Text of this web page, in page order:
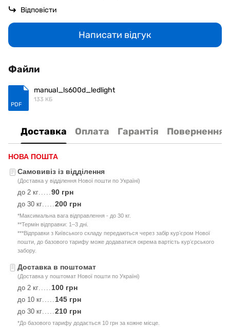
Відповісти
Написати відгук
Файли
PDF
manual_ls600d_ledlight
133 КБ
Доставка Оплата Гарантія Повернення
НОВА ПОШТА
Самовивіз із відділення
(Доставка у відділення Нової пошти по Україні)
до 2 кг.....90 грн
до 30 кг.....200 грн
*Максимальна вага відправлення - до 30 кг.
**Термін відправки: 1–3 дні.
***Відправки з Київського складу передаються через забір курʼєром Нової
пошти, до базового тарифу може додаватися окрема вартість курʼєрського
забору.
Доставка в поштомат
(Доставка у поштомат Нової пошти по Україні)
до 2 кг.....100 грн
до 10 кг.....145 грн
до 30 кг.....210 грн
*До базового тарифу додається 10 грн за кожне місце.